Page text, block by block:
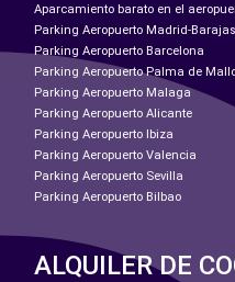
Aparcamiento barato en el
Parking Aeropuerto Madrid-Barajas
Parking Aeropuerto Barcelona
Parking Aeropuerto Palma de
Parking Aeropuerto Malaga
Parking Aeropuerto Alicante
Parking Aeropuerto Ibiza
Parking Aeropuerto Valencia
Parking Aeropuerto Sevilla
Parking Aeropuerto Bilbao
ALQUILER DE